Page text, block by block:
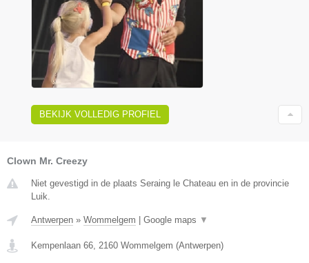
BEKIJK VOLLEDIG PROFIEL
Clown Mr. Creezy
Niet gevestigd in de plaats Seraing le Chateau en in de provincie
Luik.
Antwerpen » Wommelgem Google maps ▼
Kempenlaan 66, 2160 Wommelgem (Antwerpen)